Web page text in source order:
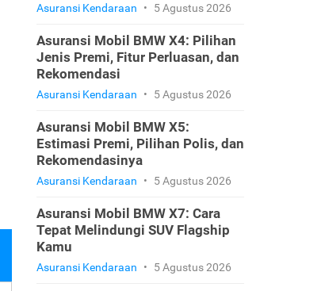
Asuransi Kendaraan • 5 Agustus 2026
Asuransi Mobil BMW X4: Pilihan
Jenis Premi, Fitur Perluasan, dan
Rekomendasi
Asuransi Kendaraan • 5 Agustus 2026
Asuransi Mobil BMW X5:
Estimasi Premi, Pilihan Polis, dan
Rekomendasinya
Asuransi Kendaraan • 5 Agustus 2026
Asuransi Mobil BMW X7: Cara
Tepat Melindungi SUV Flagship
Kamu
Asuransi Kendaraan • 5 Agustus 2026